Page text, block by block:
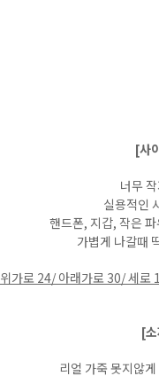
[사
너무
실용적인
핸드폰, 지갑, 작은
가볍게 나갈때
위가로 24/ 아래가로 30/ 세
[
리얼 가죽 못지않